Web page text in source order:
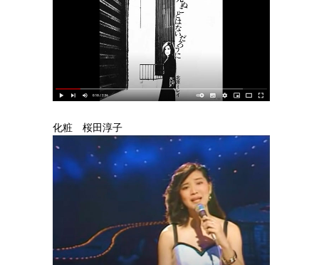
化粧 桜田淳子